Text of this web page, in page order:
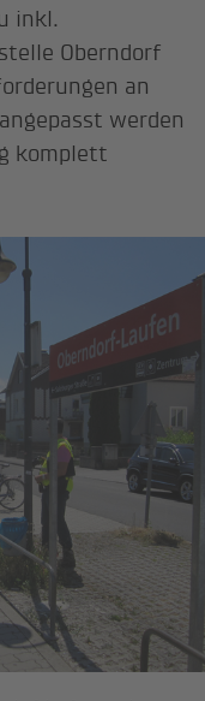
inkl.
Oberndorf
an
werden
komplett